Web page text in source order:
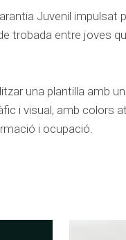
Juvenil impulsat
trobada entre joves
una plantilla amb
i visual, amb colors
i ocupació.